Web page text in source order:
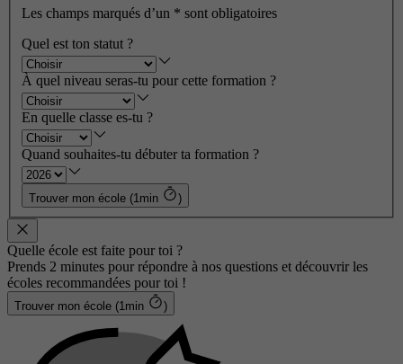
Les champs marqués d’un * sont obligatoires
Quel est ton statut ?
À quel niveau seras-tu pour cette formation ?
En quelle classe es-tu ?
Quand souhaites-tu débuter ta formation ?
Trouver mon école (1min )
Quelle école est faite pour toi ?
Prends 2 minutes pour répondre à nos questions et découvrir les
écoles recommandées pour toi !
Trouver mon école (1min )